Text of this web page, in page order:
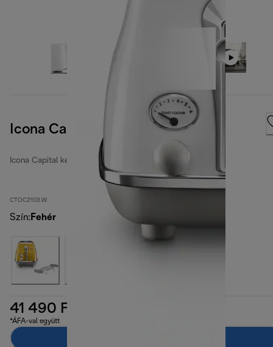
Icona Capitals Sidney White
Icona Capital kenyérpirítók
CTOC2103.W
Szín: Fehér
41 490 Ft
*ÁFA-val együtt